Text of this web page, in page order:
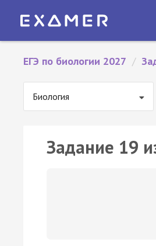
ЕГЭ по биологии 2027 /
Биология
Задание 19